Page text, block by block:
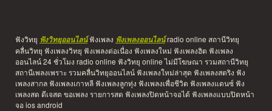
ฟังวิทยุ ฟังวิทยุออนไลน์ฟังเพลง ฟังเพลงออนไลน์radio online สถานีวิทยุ
คลื่นวิทยุ ฟังเพลงวิทยุ ฟังเพลงต่อเนื่อง ฟังเพลงใหม่ ฟังเพลงฮิต ฟังเพลง
ออนไลน์ 24 ชั่วโมง radio online ฟังวิทยุ online ไม่มีโฆษณา รวมสถานีวิทยุ
สถานีเพลงเพราะ รวมคลื่นวิทยุออนไลน์ ฟังเพลงใหม่ล่าสุด ฟังเพลงสตริง ฟัง
เพลงสากล ฟังเพลงเกาหลี ฟังเพลงลูกทุ่ง ฟังเพลงเพื่อชีวิต ฟังเพลงแดนซ์ ฟัง
เพลงสด ดีเจสด ขอเพลง รายการสด ฟังเพลงปิดหน้าจอได้ ฟังเพลงแบบปิดหน้า
จอ ios android